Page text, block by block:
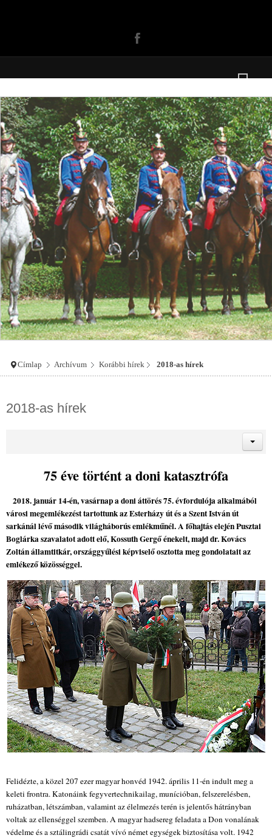
Címlap Archívum Korábbi hírek 2018-as hírek
2018-as hírek
75 éve történt a doni katasztrófa
2018. január 14-én, vasárnap a doni áttörés 75. évfordulója alkalmából
városi megemlékezést tartottunk az Esterházy út és a Szent István út
sarkánál lévő második világháborús emlékműnél. A főhajtás elején Pusztai
Boglárka szavalatot adott elő, Kossuth Gergő énekelt, majd dr. Kovács
Zoltán államtitkár, országgyűlési képviselő osztotta meg gondolatait az
emlékező közösséggel.
Felidézte, a közel 207 ezer magyar honvéd 1942. április 11-én indult meg a
keleti frontra. Katonáink fegyvertechnikailag, munícióban, felszerelésben,
ruházatban, létszámban, valamint az élelmezés terén is jelentős hátrányban
voltak az ellenséggel szemben. A magyar hadsereg feladata a Don vonalának
védelme és a sztálingrádi csatát vívó német egységek biztosítása volt. 1942